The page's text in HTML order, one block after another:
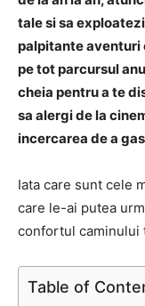
tale si sa
palpitante aventuri
pe tot parcursul
cheia pentru a te
sa alergi de la
incercarea de a
Iata care sunt cele
care le-ai putea
confortul caminului
Table of